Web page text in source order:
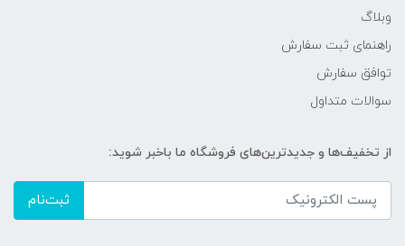
وبلاگ
راهنمای ثبت سفارش
توافق سفارش
سوالات متداول
از تخفیف‌ها و جدیدترین‌های فروشگاه ما باخبر شوید:
ثبت‌نام